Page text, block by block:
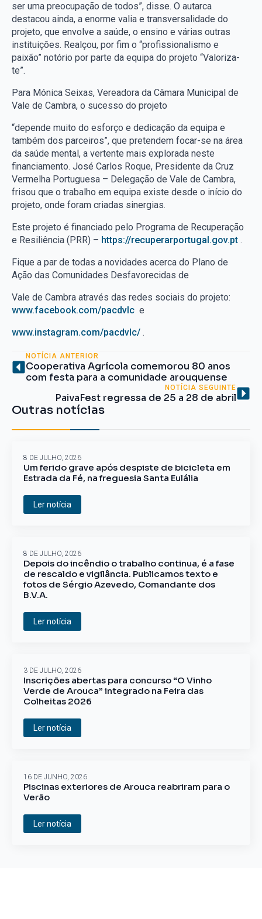
ser uma preocupação de todos”, disse. O autarca
destacou ainda, a enorme valia e transversalidade do
projeto, que envolve a saúde, o ensino e várias outras
instituições. Realçou, por fim o “profissionalismo e
paixão” notório por parte da equipa do projeto “Valoriza-
te”.
Para Mónica Seixas, Vereadora da Câmara Municipal de
Vale de Cambra, o sucesso do projeto
“depende muito do esforço e dedicação da equipa e
também dos parceiros”, que pretendem focar-se na área
da saúde mental, a vertente mais explorada neste
financiamento. José Carlos Roque, Presidente da Cruz
Vermelha Portuguesa – Delegação de Vale de Cambra,
frisou que o trabalho em equipa existe desde o início do
projeto, onde foram criadas sinergias.
Este projeto é financiado pelo Programa de Recuperação
e Resiliência (PRR) – https://recuperarportugal.gov.pt .
Fique a par de todas a novidades acerca do Plano de
Ação das Comunidades Desfavorecidas de
Vale de Cambra através das redes sociais do projeto:
www.facebook.com/pacdvlc e
www.instagram.com/pacdvlc/ .
NOTÍCIA ANTERIOR
Cooperativa Agrícola comemorou 80 anos
com festa para a comunidade arouquense
NOTÍCIA SEGUINTE
PaivaFest regressa de 25 a 28 de abril
Outras notícias
Um ferido grave após despiste de bicicleta em
Estrada da Fé, na freguesia Santa Eulália
8 DE JULHO, 2026
Ler notícia
Depois do incêndio o trabalho continua, é a fase
de rescaldo e vigilância. Publicamos texto e
fotos de Sérgio Azevedo, Comandante dos
B.V.A.
8 DE JULHO, 2026
Ler notícia
Inscrições abertas para concurso “O Vinho
Verde de Arouca” integrado na Feira das
Colheitas 2026
3 DE JULHO, 2026
Ler notícia
Piscinas exteriores de Arouca reabriram para o
Verão
16 DE JUNHO, 2026
Ler notícia